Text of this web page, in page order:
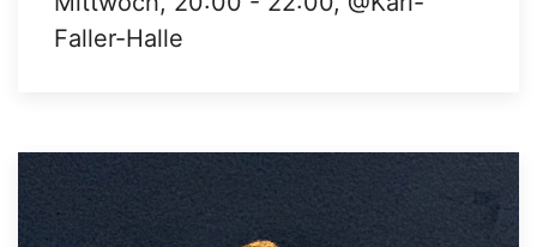
Faller-Halle